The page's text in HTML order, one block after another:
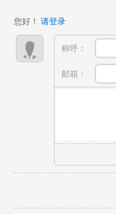
系，学了...
您好！ 请登录
称呼：
邮箱：